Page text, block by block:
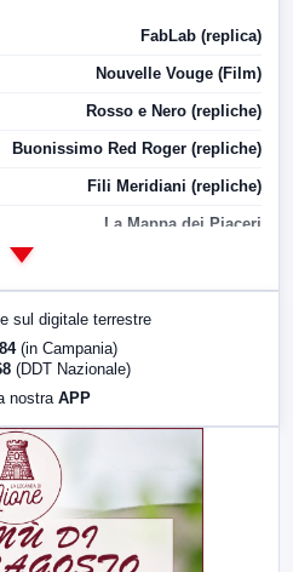
FabLab (replica)
Nouvelle Vouge (Film)
Rosso e Nero (repliche)
Buonissimo Red Roger (repliche)
Fili Meridiani (repliche)
La Mappa dei Piaceri
sul digitale terrestre
(in Campania)
(DDT Nazionale)
nostra APP